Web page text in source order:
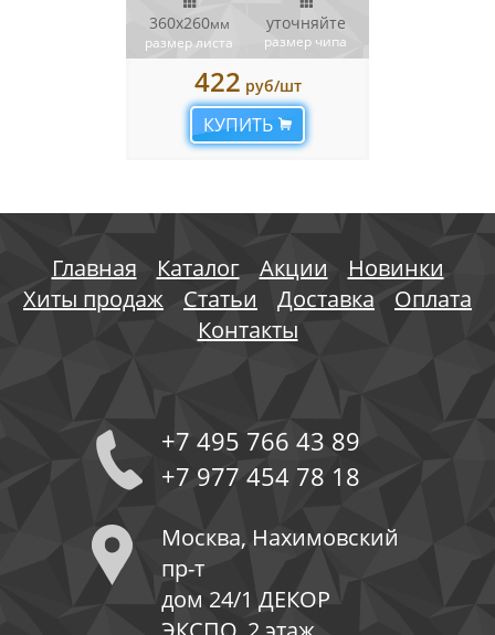
360х260мм
размер листа
уточняйте
размер чипа
422 руб/шт
КУПИТЬ
Главная Каталог Акции
Новинки
Хиты продаж
Статьи Доставка
Оплата
Контакты
+7 495 766 43 89
+7 977 454 78 18
Москва, Нахимовский
пр-т
дом 24/1 ДЕКОР